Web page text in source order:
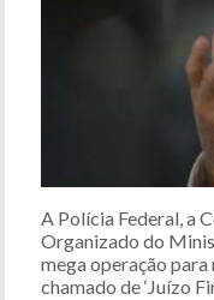
A Polícia Federal, a
Organizado do
mega operação
chamado de ‘Juízo